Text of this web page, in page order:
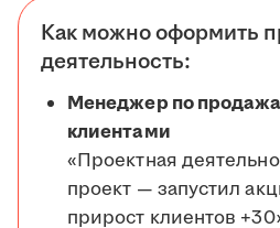
Как можно оформить
деятельность:
Менеджер по
клиентами
«Проектная
проект — запустил
прирост клиентов